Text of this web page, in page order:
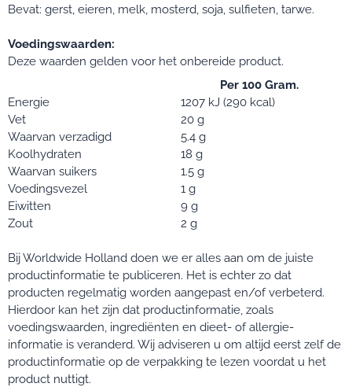
Bevat: gerst, eieren, melk, mosterd, soja, sulfieten, tarwe.
Voedingswaarden:
Deze waarden gelden voor het onbereide product.
Per 100 Gram.
Energie
1207 kJ (290 kcal)
Vet
20 g
Waarvan verzadigd
5.4 g
Koolhydraten
18 g
Waarvan suikers
1.5 g
Voedingsvezel
1 g
Eiwitten
9 g
Zout
2 g
Bij Worldwide Holland doen we er alles aan om de juiste
productinformatie te publiceren. Het is echter zo dat
producten regelmatig worden aangepast en/of verbeterd.
Hierdoor kan het zijn dat productinformatie, zoals
voedingswaarden, ingrediënten en dieet- of allergie-
informatie is veranderd. Wij adviseren u om altijd eerst zelf de
productinformatie op de verpakking te lezen voordat u het
product nuttigt.